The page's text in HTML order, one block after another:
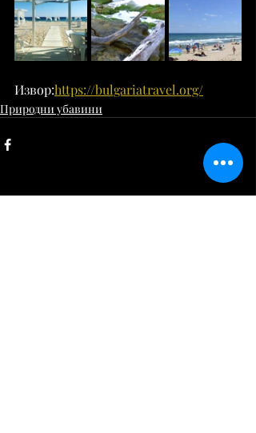
Извор:https://bulgariatravel.org/
Природни убавини